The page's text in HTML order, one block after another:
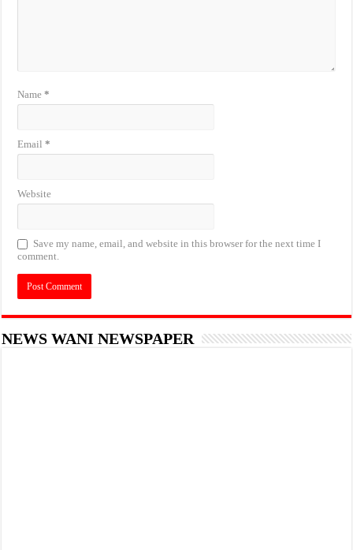
Name*
Email*
Website
Save my name, email, and website in this browser for the next time I
comment.
NEWS WANI NEWSPAPER